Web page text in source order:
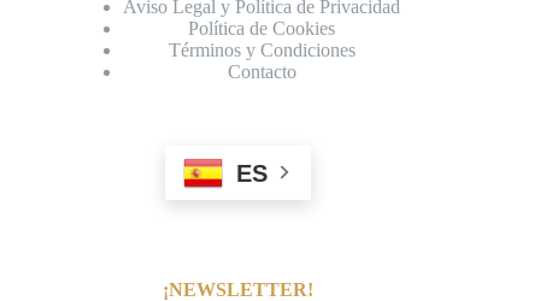
Aviso Legal y Política de Privacidad
Política de Cookies
Términos y Condiciones
Contacto
ES
¡NEWSLETTER!